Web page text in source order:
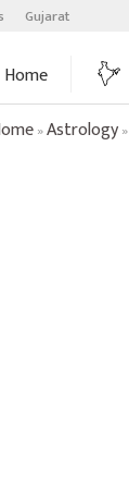
Gujarat
Home
»Astrology»